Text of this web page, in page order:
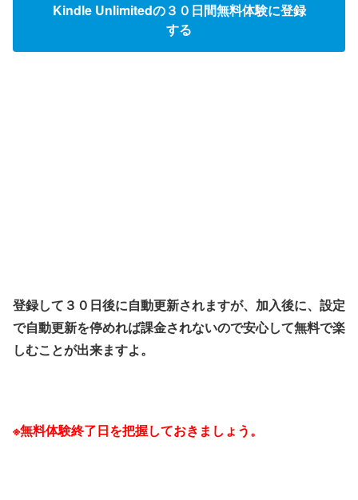
Kindle Unlimitedの３０日間無料体験に登録
する
登録して３０日後に自動更新されますが、加入後に、設定
で自動更新を停めれば課金されないので安心して無料で楽
しむことが出来ますよ。
※無料体験終了日を把握しておきましょう。